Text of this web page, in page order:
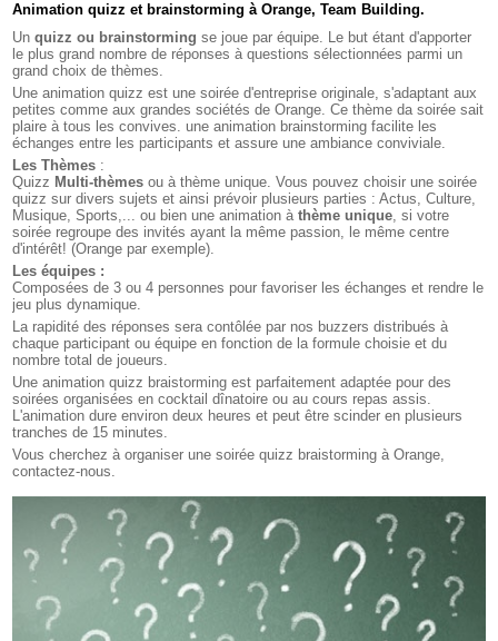
Animation quizz et brainstorming à Orange, Team Building.
Unquizz ou brainstorming se joue par équipe. Le but étant d'apporter
le plus grand nombre de réponses à questions sélectionnées parmi un
grand choix de thèmes.
Une animation quizz est une soirée d'entreprise originale, s'adaptant aux
petites comme aux grandes sociétés de Orange. Ce thème da soirée sait
plaire à tous les convives. une animation brainstorming facilite les
échanges entre les participants et assure une ambiance conviviale.
Les Thèmes :
Quizz Multi-thèmes ou à thème unique. Vous pouvez choisir une soirée
quizz sur divers sujets et ainsi prévoir plusieurs parties : Actus, Culture,
Musique, Sports,... ou bien une animation àthème unique, si votre
soirée regroupe des invités ayant la même passion, le même centre
d'intérêt! (Orange par exemple).
Les équipes :
Composées de 3 ou 4 personnes pour favoriser les échanges et rendre le
jeu plus dynamique.
La rapidité des réponses sera contôlée par nos buzzers distribués à
chaque participant ou équipe en fonction de la formule choisie et du
nombre total de joueurs.
Une animation quizz braistorming est parfaitement adaptée pour des
soirées organisées en cocktail dînatoire ou au cours repas assis.
L'animation dure environ deux heures et peut être scinder en plusieurs
tranches de 15 minutes.
Vous cherchez à organiser une soirée quizz braistorming à Orange,
contactez-nous.